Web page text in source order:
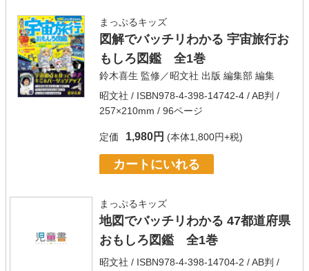
まっぷるキッズ
図解でバッチリわかる 宇宙旅行お
もしろ図鑑 全1巻
鈴木喜生 監修／昭文社 出版 編集部 編集
昭文社 / ISBN978-4-398-14742-4 / AB判 /
257×210mm / 96ページ
定価 1,980円 (本体1,800円+税)
カートにいれる
まっぷるキッズ
地図でバッチリわかる 47都道府県
おもしろ図鑑 全1巻
昭文社 / ISBN978-4-398-14704-2 / AB判 /